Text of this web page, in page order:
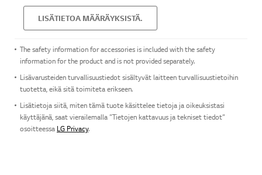
LISÄTIETOA MÄÄRÄYKSISTÄ.
The safety information for accessories is included with the safety
information for the product and is not provided separately.
Lisävarusteiden turvallisuustiedot sisältyvät laitteen turvallisuustietoihin
tuotetta, eikä sitä toimiteta erikseen.
Lisätietoja siitä, miten tämä tuote käsittelee tietoja ja oikeuksistasi
käyttäjänä, saat vierailemalla ”Tietojen kattavuus ja tekniset tiedot”
osoitteessa LG Privacy.